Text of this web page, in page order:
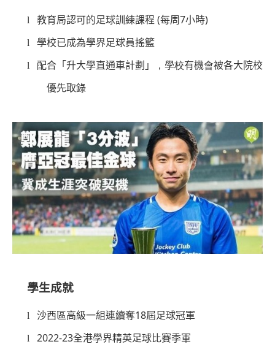
l 教育局認可的足球訓練課程 (每周7小時)
l 學校已成為學界足球員搖籃
l 配合 「升大學直通車計劃」 ， 學校有機會被各大院校
優先取錄
學生成就
l 沙西區高級一組連續奪18屆足球冠軍
l 2022-23全港學界精英足球比賽季軍